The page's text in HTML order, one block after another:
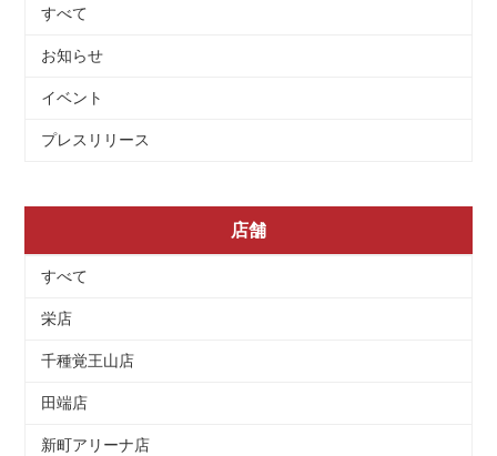
すべて
お知らせ
イベント
プレスリリース
店舗
すべて
栄店
千種覚王山店
田端店
新町アリーナ店